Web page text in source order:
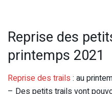
Reprise des
printemps 2021
Reprise des trails : au
– Des petits trails vont